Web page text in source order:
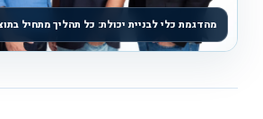
מהדגמת כלי לבניית יכולת: כל תהליך מתחיל